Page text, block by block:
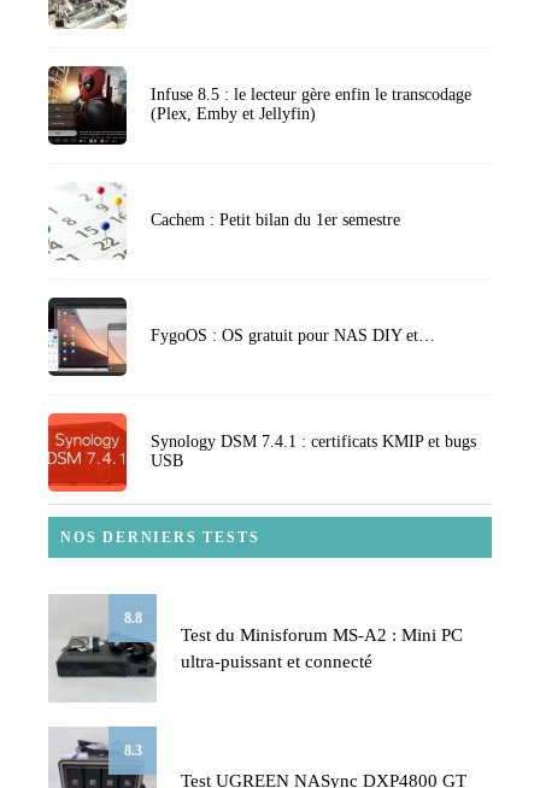
Infuse 8.5 : le lecteur gère enfin le transcodage
(Plex, Emby et Jellyfin)
Cachem : Petit bilan du 1er semestre
FygoOS : OS gratuit pour NAS DIY et…
Synology DSM 7.4.1 : certificats KMIP et bugs
USB
NOS DERNIERS TESTS
8.8
Test du Minisforum MS-A2 : Mini PC
ultra-puissant et connecté
8.3
Test UGREEN NASync DXP4800 GT